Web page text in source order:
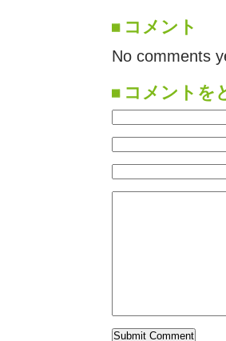
コメント
No comments
コメントを